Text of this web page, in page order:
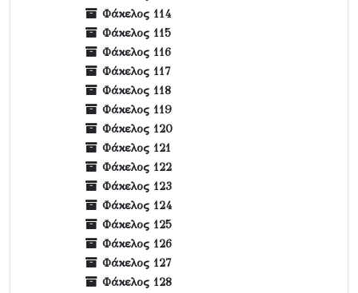
Φάκελος 114
Φάκελος 115
Φάκελος 116
Φάκελος 117
Φάκελος 118
Φάκελος 119
Φάκελος 120
Φάκελος 121
Φάκελος 122
Φάκελος 123
Φάκελος 124
Φάκελος 125
Φάκελος 126
Φάκελος 127
Φάκελος 128